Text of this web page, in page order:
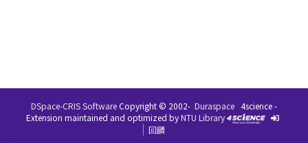
DSpace-CRIS SoftwareCopyright © 2002- Duraspace 4science -
Extension maintained and optimized byNTU Library
回饋